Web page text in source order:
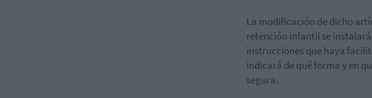
La modificación de dicho
retención infantil se
instrucciones que haya
indicará de qué forma y en
segura.